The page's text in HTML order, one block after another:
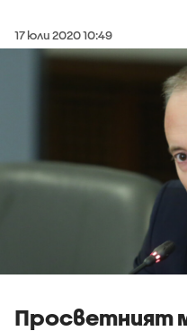
17 юли 2020 10:49
Просветният